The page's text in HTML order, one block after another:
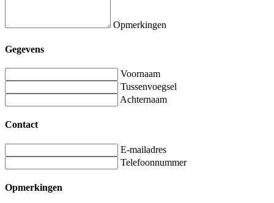
Opmerkingen
Gegevens
Voornaam
Tussenvoegsel
Achternaam
Contact
E-mailadres
Telefoonnummer
Opmerkingen